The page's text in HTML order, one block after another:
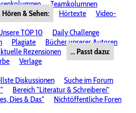
Teamkolumnen
Hören & Sehen: Hörtexte
Video-
TOP 10
Daily Challenge
Plagiate
Bücher unserer Autoren
Rezensionen
... Passt dazu:
Verlage
Diskussionen
Suche im Forum
Bereich "Literatur & Schreiberei"
Dies & Das"
Nichtöffentliche Foren